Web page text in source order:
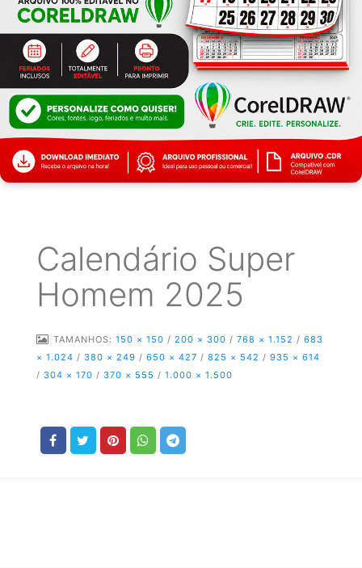
Calendário Super
Homem 2025
TAMANHOS: 150 × 150 / 200 × 300 / 768 × 1.152 / 683
× 1.024 / 380 × 249 / 650 × 427 / 825 × 542 / 935 × 614
/ 304 × 170 / 370 × 555 / 1.000 × 1.500